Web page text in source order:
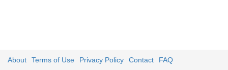
About Terms of Use Privacy Policy Contact FAQ